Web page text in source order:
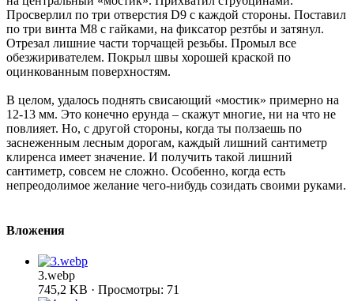
Просверлил по три отверстия D9 с каждой стороны. Поставил
по три винта М8 с гайками, на фиксатор резтбы и затянул.
Отрезал лишние части торчащей резьбы. Промыл все
обезжиривателем. Покрыл швы хорошей краской по
оцинкованным поверхностям.
В целом, удалось поднять свисающий «мостик» примерно на
12-13 мм. Это конечно ерунда – скажут многие, ни на что не
повлияет. Но, с другой стороны, когда ты ползаешь по
заснеженным лесным дорогам, каждый лишний сантиметр
клиренса имеет значение. И получить такой лишний
сантиметр, совсем не сложно. Особенно, когда есть
непреодолимое желание чего-нибудь созидать своими руками.
Вложения
3.webp
745,2 KB · Просмотры: 71